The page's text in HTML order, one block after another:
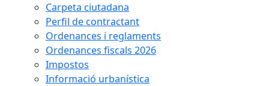
Carpeta ciutadana
Perfil de contractant
Ordenances i reglaments
Ordenances fiscals 2026
Impostos
Informació urbanística